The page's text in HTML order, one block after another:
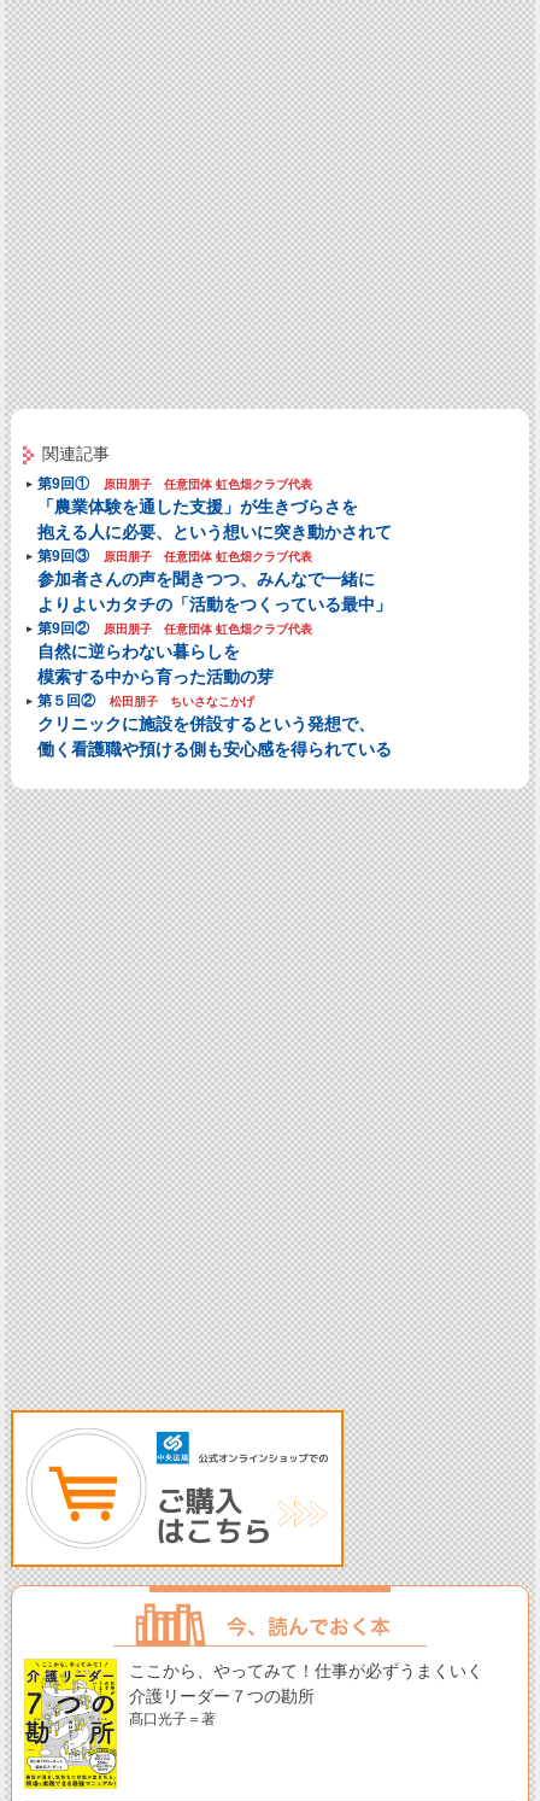
関連記事
第9回① 原田朋子 任意団体 虹色畑クラブ代表
「農業体験を通した支援」が生きづらさを
抱える人に必要、という想いに突き動かされて
第9回③ 原田朋子 任意団体 虹色畑クラブ代表
参加者さんの声を聞きつつ、みんなで一緒に
よりよいカタチの「活動をつくっている最中」
第9回② 原田朋子 任意団体 虹色畑クラブ代表
自然に逆らわない暮らしを
模索する中から育った活動の芽
第５回② 松田朋子 ちいさなこかげ
クリニックに施設を併設するという発想で、
働く看護職や預ける側も安心感を得られている
ここから、やってみて！仕事が必ずうまくいく
介護リーダー７つの勘所
髙口光子＝著